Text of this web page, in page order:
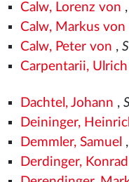
Calw, Lorenz von ,
Calw, Markus von
Calw, Peter von ,
Carpentarii, Ulrich
Dachtel, Johann ,
Deininger,
Demmler, Samuel ,
Derdinger,